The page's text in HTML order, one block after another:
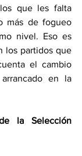
que les falta
más de fogueo
nivel. Eso es
los partidos que
el cambio
en la
la Selección